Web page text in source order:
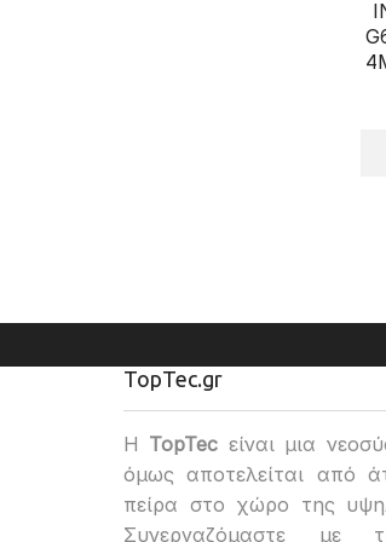
TopTec.gr
H TopTec είναι μια
όμως αποτελείται από
πείρα στο χώρο της
Συνεργαζόμαστε με